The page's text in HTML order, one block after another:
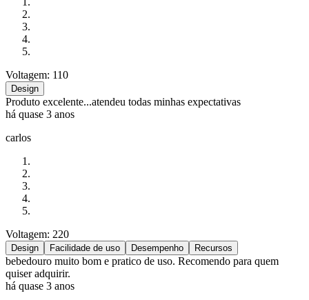
Voltagem: 110
Design
Produto excelente...atendeu todas minhas expectativas
há quase 3 anos
carlos
Voltagem: 220
Design Facilidade de uso Desempenho Recursos
bebedouro muito bom e pratico de uso. Recomendo para quem
quiser adquirir.
há quase 3 anos